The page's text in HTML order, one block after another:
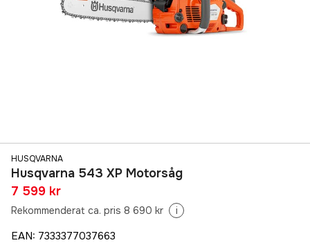
HUSQVARNA
Husqvarna 543 XP Motorsåg
7 599 kr
Rekommenderat ca. pris 8 690 kr i
EAN: 7333377037663